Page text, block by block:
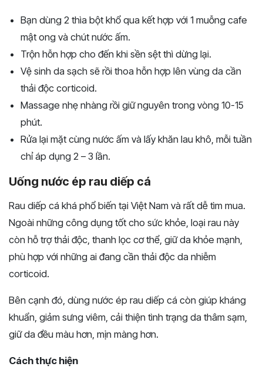
Bạn dùng 2 thìa bột khổ qua kết hợp với 1 muỗng cafe
mật ong và chút nước ấm.
Trộn hỗn hợp cho đến khi sền sệt thì dừng lại.
Vệ sinh da sạch sẽ rồi thoa hỗn hợp lên vùng da cần
thải độc corticoid.
Massage nhẹ nhàng rồi giữ nguyên trong vòng 10-15
phút.
Rửa lại mặt cùng nước ấm và lấy khăn lau khô, mỗi tuần
chỉ áp dụng 2 – 3 lần.
Uống nước ép rau diếp cá
Rau diếp cá khá phổ biến tại Việt Nam và rất dễ tìm mua.
Ngoài những công dụng tốt cho sức khỏe, loại rau này
còn hỗ trợ thải độc, thanh lọc cơ thể, giữ da khỏe mạnh,
phù hợp với những ai đang cần thải độc da nhiễm
corticoid.
Bên cạnh đó, dùng nước ép rau diếp cá còn giúp kháng
khuẩn, giảm sưng viêm, cải thiện tình trạng da thâm sạm,
giữ da đều màu hơn, mịn màng hơn.
Cách thực hiện